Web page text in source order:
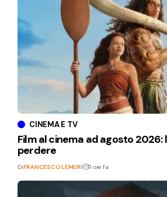
CINEMA E TV
Film al cinema ad agosto 2026:
perdere
DiFRANCESCO LEMURI 11 ore fa